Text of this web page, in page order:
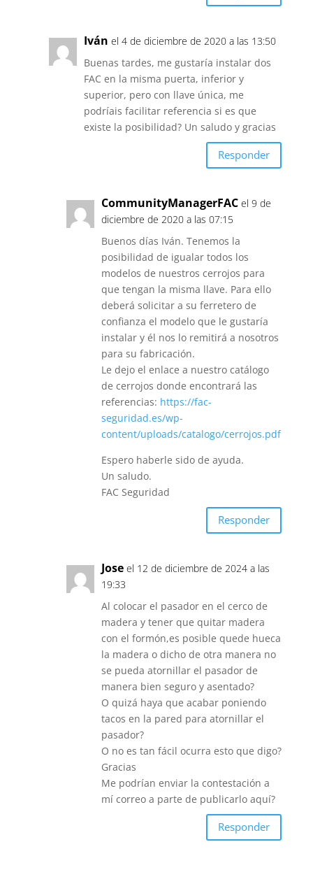
Iván el 4 de diciembre de 2020 a las 13:50
Buenas tardes, me gustaría instalar dos
FAC en la misma puerta, inferior y
superior, pero con llave única, me
podríais facilitar referencia si es que
existe la posibilidad? Un saludo y gracias
Responder
CommunityManagerFAC el 9 de
diciembre de 2020 a las 07:15
Buenos días Iván. Tenemos la
posibilidad de igualar todos los
modelos de nuestros cerrojos para
que tengan la misma llave. Para ello
deberá solicitar a su ferretero de
confianza el modelo que le gustaría
instalar y él nos lo remitirá a nosotros
para su fabricación.
Le dejo el enlace a nuestro catálogo
de cerrojos donde encontrará las
referencias: https://fac-
seguridad.es/wp-
content/uploads/catalogo/cerrojos.pdf
Espero haberle sido de ayuda.
Un saludo.
FAC Seguridad
Responder
Jose el 12 de diciembre de 2024 a las
19:33
Al colocar el pasador en el cerco de
madera y tener que quitar madera
con el formón,es posible quede hueca
la madera o dicho de otra manera no
se pueda atornillar el pasador de
manera bien seguro y asentado?
O quizá haya que acabar poniendo
tacos en la pared para atornillar el
pasador?
O no es tan fácil ocurra esto que digo?
Gracias
Me podrían enviar la contestación a
mí correo a parte de publicarlo aquí?
Responder